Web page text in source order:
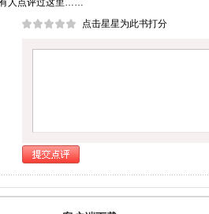
人点评过这里……
点击星星为此书打分